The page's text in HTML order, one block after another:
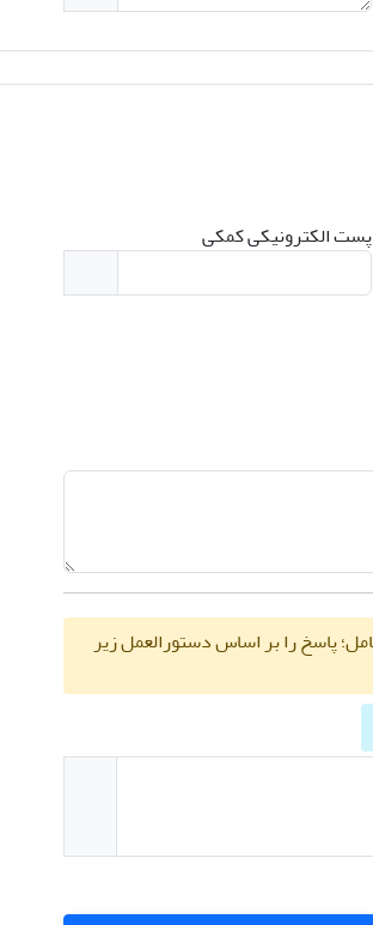
پست الکترونیکی کمکی
لطفا به جای وارد کردن کد امنیتی به صورت کامل؛ پاسخ را بر اساس دستورالعمل زیر